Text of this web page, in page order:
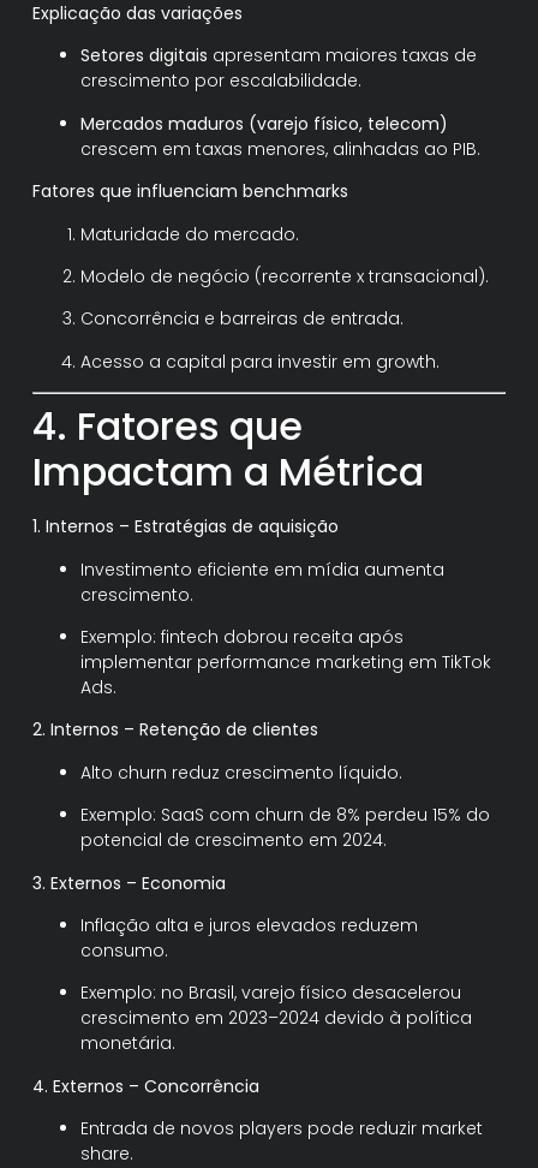
Explicação das variações
Setores digitais apresentam maiores taxas de
crescimento por escalabilidade.
Mercados maduros (varejo físico, telecom)
crescem em taxas menores, alinhadas ao PIB.
Fatores que influenciam benchmarks
Maturidade do mercado.
Modelo de negócio (recorrente x transacional).
Concorrência e barreiras de entrada.
Acesso a capital para investir em growth.
4. Fatores que
Impactam a Métrica
1. Internos – Estratégias de aquisição
Investimento eficiente em mídia aumenta
crescimento.
Exemplo: fintech dobrou receita após
implementar performance marketing em TikTok
Ads.
2. Internos – Retenção de clientes
Alto churn reduz crescimento líquido.
Exemplo: SaaS com churn de 8% perdeu 15% do
potencial de crescimento em 2024.
3. Externos – Economia
Inflação alta e juros elevados reduzem
consumo.
Exemplo: no Brasil, varejo físico desacelerou
crescimento em 2023–2024 devido à política
monetária.
4. Externos – Concorrência
Entrada de novos players pode reduzir market
share.